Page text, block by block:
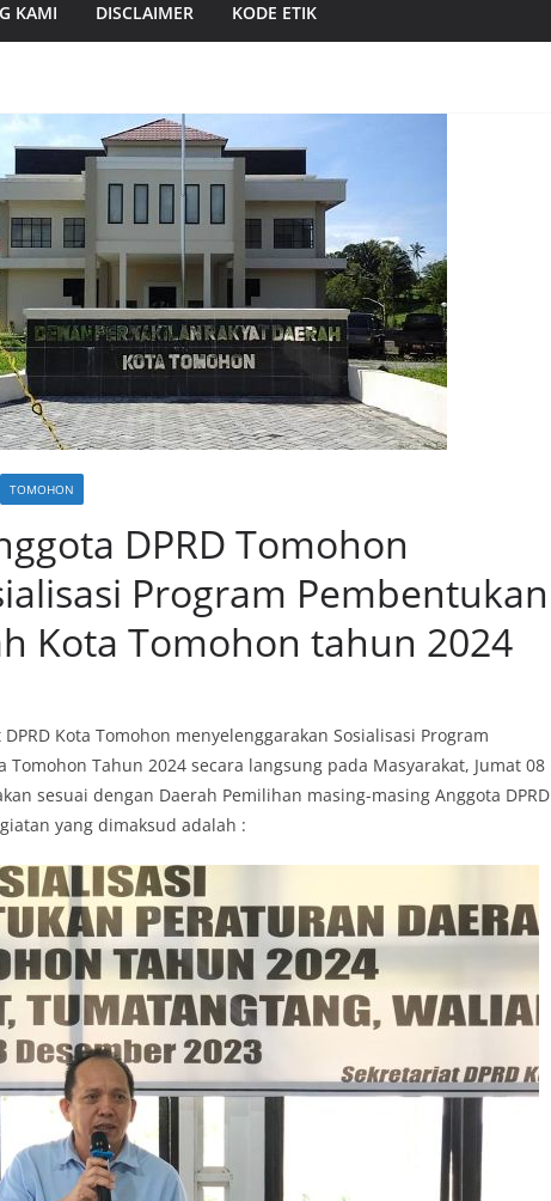
KAMI DISCLAIMER KODE ETIK
TOMOHON
DPRD Tomohon
Program Pembentukan
Kota Tomohon tahun 2024
DPRD Kota Tomohon menyelenggarakan Sosialisasi Program
Tahun 2024 secara langsung pada Masyarakat, Jumat 08
sesuai dengan Daerah Pemilihan masing-masing Anggota DPRD
yang dimaksud adalah :